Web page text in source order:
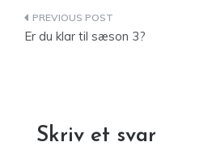
Indlægsnavigation
Er du klar til sæson 3?
Skriv et svar